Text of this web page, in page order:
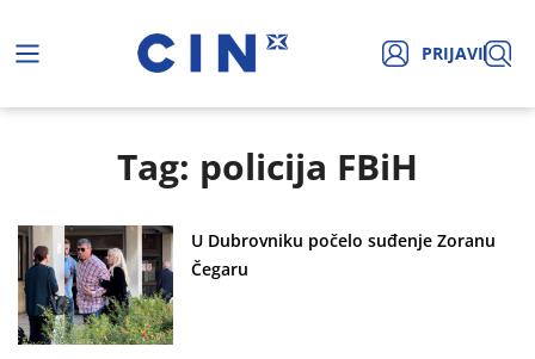
PRIJAVI
Tag: policija FBiH
U Dubrovniku počelo suđenje Zoranu
Čegaru